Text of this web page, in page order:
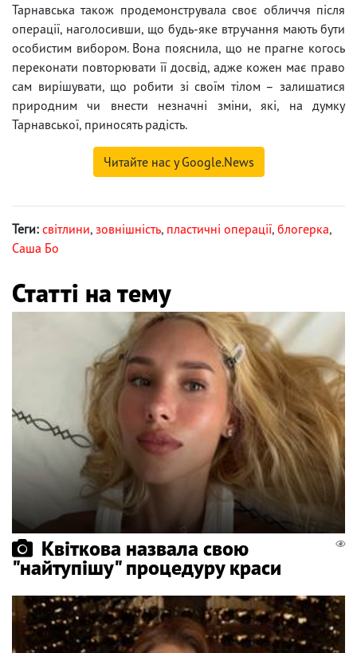
Тарнавська також продемонструвала своє обличчя після
операції, наголосивши, що будь-яке втручання мають бути
особистим вибором. Вона пояснила, що не прагне когось
переконати повторювати її досвід, адже кожен має право
сам вирішувати, що робити зі своїм тілом – залишатися
природним чи внести незначні зміни, які, на думку
Тарнавської, приносять радість.
Читайте нас у Google.News
Теги: світлини, зовнішність, пластичні операції, блогерка,
Саша Бо
Статті на тему
Квіткова назвала свою
"найтупішу" процедуру краси